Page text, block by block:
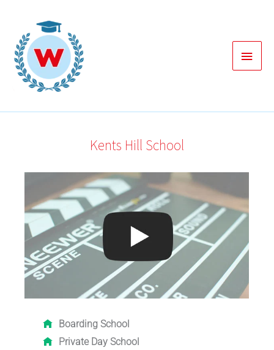
springen
Kents Hill School
Boarding School
Private Day School